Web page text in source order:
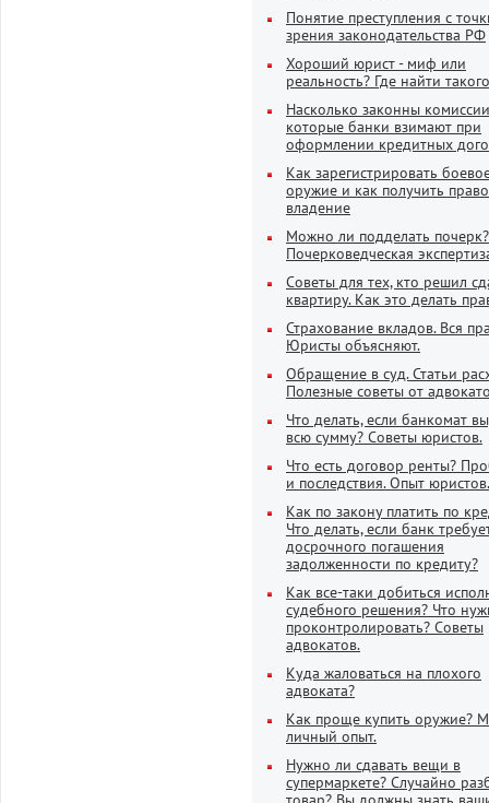
Понятие преступления с
зрения законодательства РФ
Хороший юрист - миф или
реальность? Где найти
Насколько законны
которые банки взимают при
оформлении кредитных
Как зарегистрировать
оружие и как получить
владение
Можно ли подделать почерк?
Почерковедческая
Советы для тех, кто решил
квартиру. Как это делать
Страхование вкладов. Вся
Юристы объясняют.
Обращение в суд. Статьи
Полезные советы от
Что делать, если банкомат
всю сумму? Советы юристов.
Что есть договор ренты?
и последствия. Опыт юристов.
Как по закону платить по
Что делать, если банк
досрочного погашения
задолженности по кредиту?
Как все-таки добиться
судебного решения? Что
проконтролировать? Советы
адвокатов.
Куда жаловаться на плохого
адвоката?
Как проще купить оружие?
личный опыт.
Нужно ли сдавать вещи в
супермаркете? Случайно